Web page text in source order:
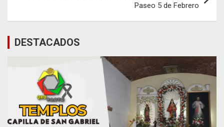
Paseo 5 de Febrero
DESTACADOS